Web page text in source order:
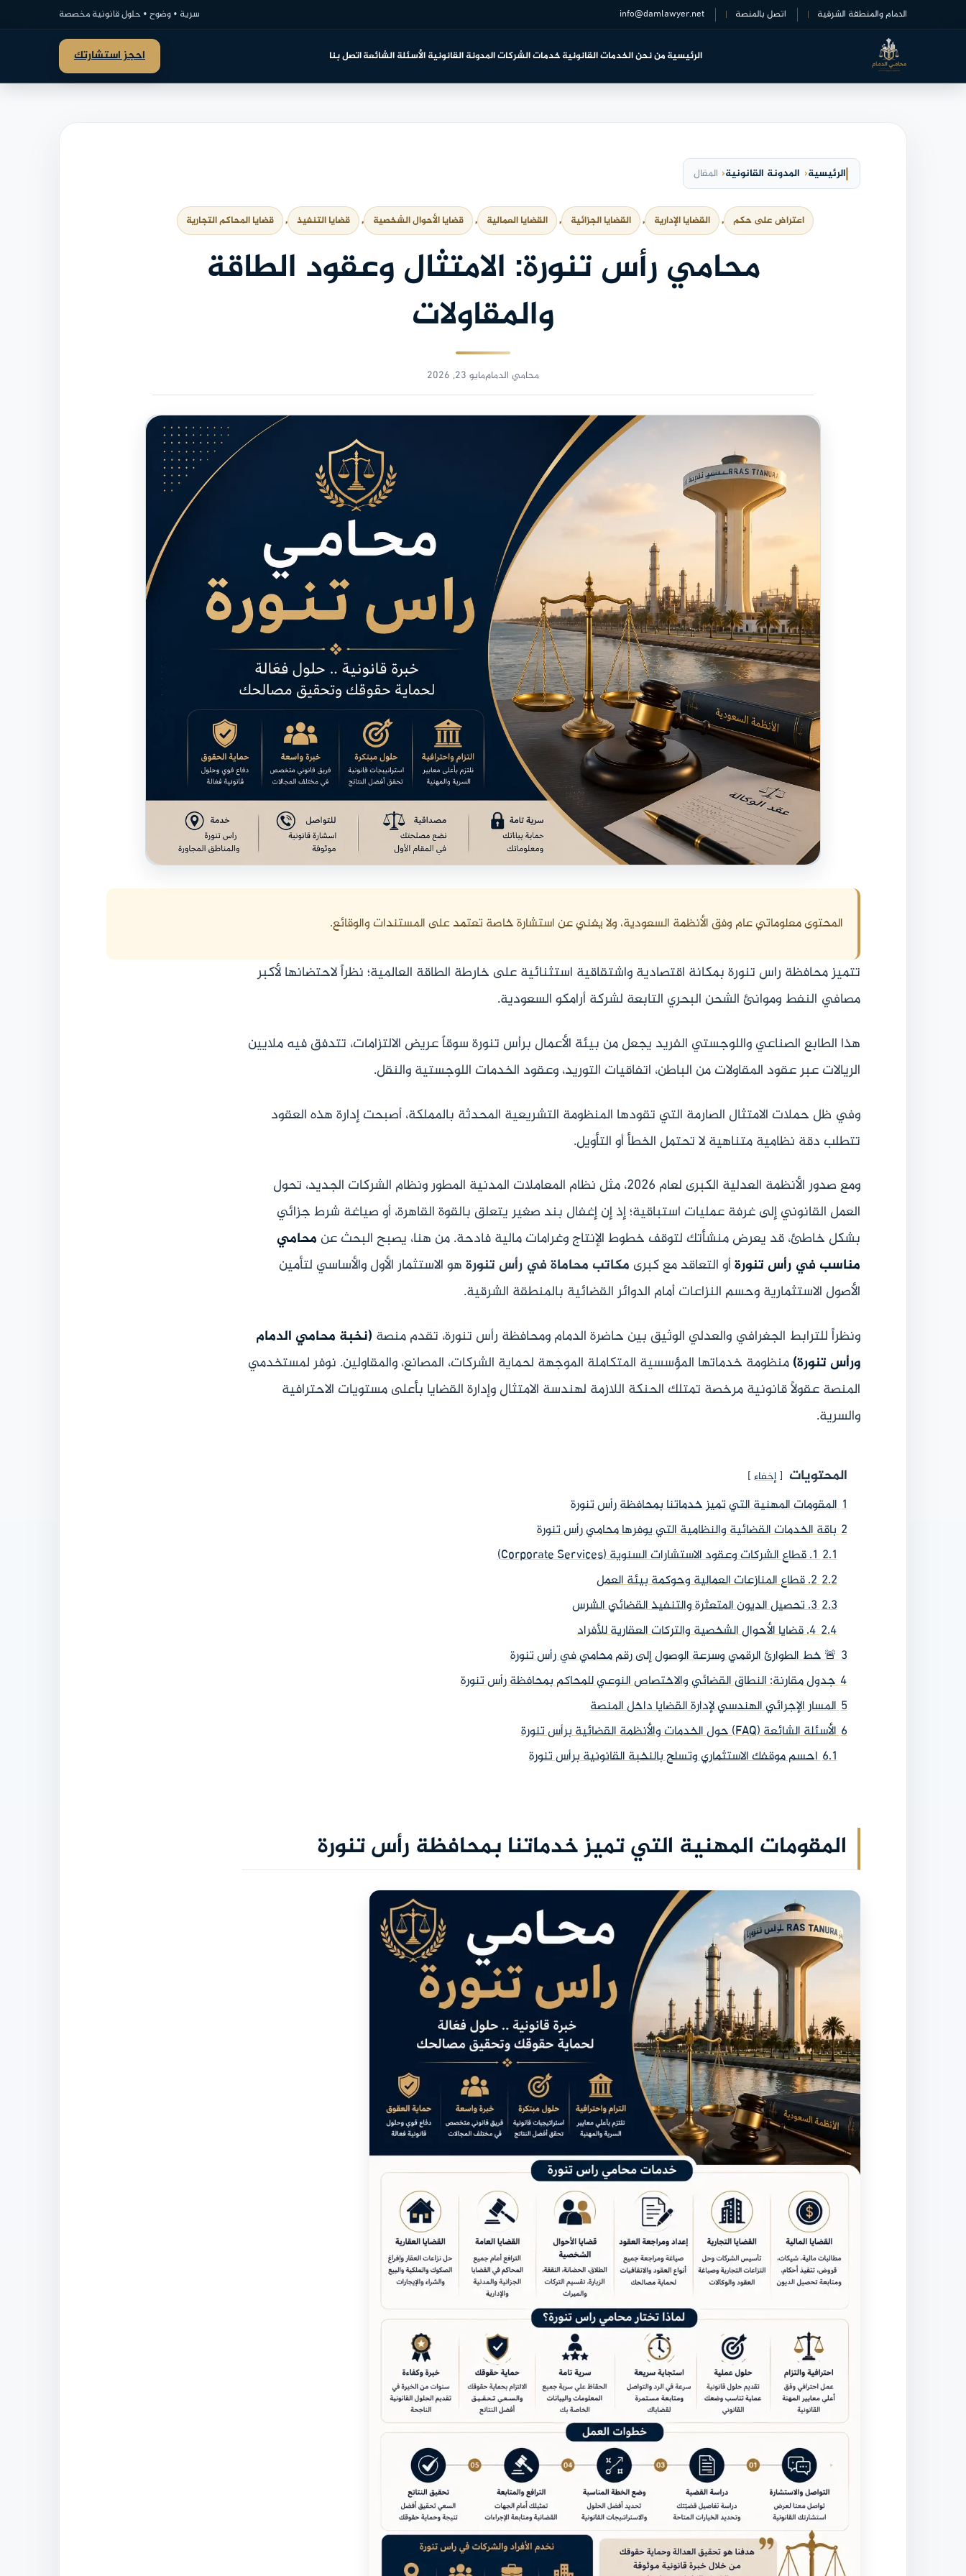
الدمام والمنطقة الشرقية اتصل بالمنصة info@damlawyer.net سرية • وضوح • حلول قانونية مخصصة
الرئيسيةمن نحنالخدمات القانونيةخدمات الشركاتالمدونة القانونيةالأسئلة الشائعةاتصل بنا احجز استشارتك
الرئيسية المدونة القانونية المقال
اعتراض على حكم , القضايا الإدارية , القضايا الجزائية , القضايا العمالية , قضايا الأحوال الشخصية , قضايا التنفيذ , قضايا المحاكم التجارية
محامي رأس تنورة: الامتثال وعقود الطاقة
والمقاولات
محامي الدماممايو 23, 2026
المحتوى معلوماتي عام وفق الأنظمة السعودية، ولا يغني عن استشارة خاصة تعتمد على المستندات والوقائع.
تتميز محافظة راس تنورة بمكانة اقتصادية واشتقاقية استثنائية على خارطة الطاقة العالمية؛ نظراً لاحتضانها لأكبر
مصافي النفط وموانئ الشحن البحري التابعة لشركة أرامكو السعودية.
هذا الطابع الصناعي واللوجستي الفريد يجعل من بيئة الأعمال برأس تنورة سوقاً عريض الالتزامات، تتدفق فيه ملايين
الريالات عبر عقود المقاولات من الباطن، اتفاقيات التوريد، وعقود الخدمات اللوجستية والنقل.
وفي ظل حملات الامتثال الصارمة التي تقودها المنظومة التشريعية المحدثة بالمملكة، أصبحت إدارة هذه العقود
تتطلب دقة نظامية متناهية لا تحتمل الخطأ أو التأويل.
ومع صدور الأنظمة العدلية الكبرى لعام 2026، مثل نظام المعاملات المدنية المطور ونظام الشركات الجديد، تحول
العمل القانوني إلى غرفة عمليات استباقية؛ إذ إن إغفال بند صغير يتعلق بالقوة القاهرة، أو صياغة شرط جزائي
بشكل خاطئ، قد يعرض منشأتك لتوقف خطوط الإنتاج وغرامات مالية فادحة. من هنا، يصبح البحث عن محامي
مناسب في رأس تنورةأو التعاقد مع كبرىمكاتب محاماة في رأس تنورةهو الاستثمار الأول والأساسي لتأمين
الأصول الاستثمارية وحسم النزاعات أمام الدوائر القضائية بالمنطقة الشرقية.
ونظراً للترابط الجغرافي والعدلي الوثيق بين حاضرة الدمام ومحافظة رأس تنورة، تقدم منصة (نخبة محامي الدمام
ورأس تنورة)منظومة خدماتها المؤسسية المتكاملة الموجهة لحماية الشركات، المصانع، والمقاولين. نوفر لمستخدمي
المنصة عقولاً قانونية مرخصة تمتلك الحنكة اللازمة لهندسة الامتثال وإدارة القضايا بأعلى مستويات الاحترافية
والسرية.
المحتويات إخفاء
1 المقومات المهنية التي تميز خدماتنا بمحافظة رأس تنورة
2 باقة الخدمات القضائية والنظامية التي يوفرها محامي رأس تنورة
2.1 1. قطاع الشركات وعقود الاستشارات السنوية (Corporate Services)
2.2 2. قطاع المنازعات العمالية وحوكمة بيئة العمل
2.3 3. تحصيل الديون المتعثرة والتنفيذ القضائي الشرس
2.4 4. قضايا الأحوال الشخصية والتركات العقارية للأفراد
3 🚨 خط الطوارئ الرقمي وسرعة الوصول إلى رقم محامي في رأس تنورة
4 جدول مقارنة: النطاق القضائي والاختصاص النوعي للمحاكم بمحافظة رأس تنورة
5 المسار الإجرائي الهندسي لإدارة القضايا داخل المنصة
6 الأسئلة الشائعة (FAQ) حول الخدمات والأنظمة القضائية برأس تنورة
6.1 احسم موقفك الاستثماري وتسلح بالنخبة القانونية برأس تنورة
المقومات المهنية التي تميز خدماتنا بمحافظة رأس تنورة